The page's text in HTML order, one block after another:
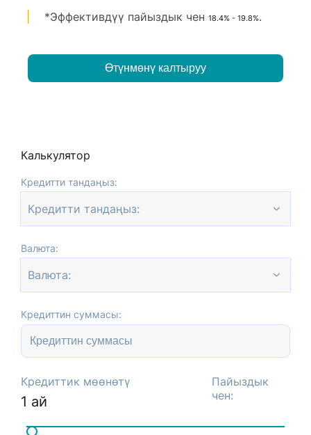
*Эффективдүү пайыздык чен 18.4% - 19.8%.
Өтүнмөнү калтыруу
Калькулятор
Кредитти тандаңыз:
Кредитти тандаңыз:
Валюта:
Валюта:
Кредиттин суммасы:
Кредиттик мөөнөтү
1 ай
Пайыздык
чен: